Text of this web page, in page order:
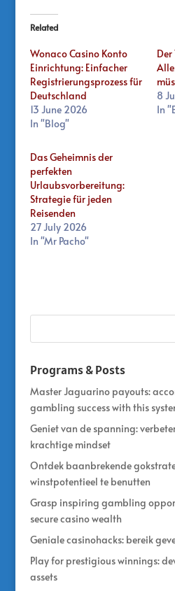
Related
Wonaco Casino Konto
Einrichtung: Einfacher
Registrierungsprozess für
Deutschland
13 June 2026
In "Blog"
8
In
Das Geheimnis der
perfekten
Urlaubsvorbereitung:
Strategie für jeden
Reisenden
27 July 2026
In "Mr Pacho"
Programs & Posts
Master Jaguarino payouts:
gambling success with this
Geniet van de spanning:
krachtige mindset
Ontdek baanbrekende
winstpotentieel te benutten
Grasp inspiring gambling
secure casino wealth
Geniale casinohacks: bereik
Play for prestigious winnings:
assets